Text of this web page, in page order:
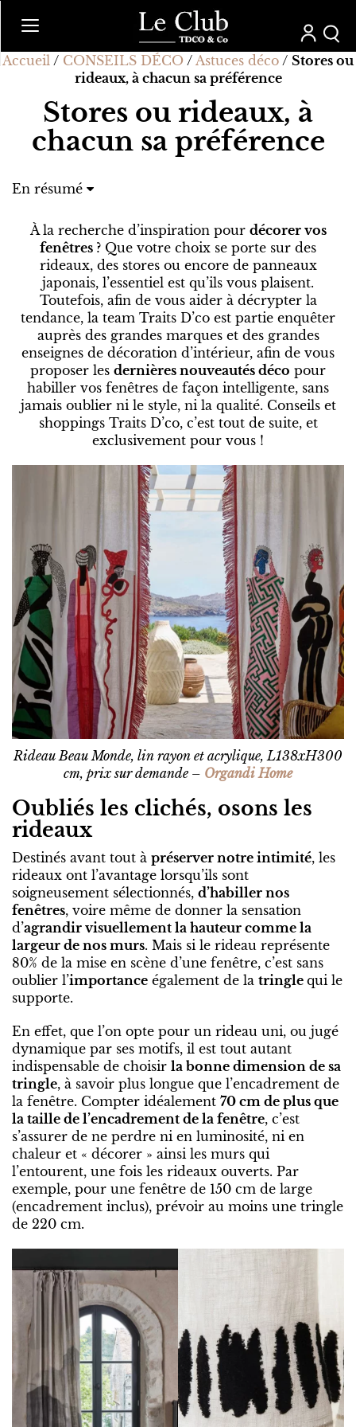
Accueil / CONSEILS DÉCO / Astuces déco / Stores ou
rideaux, à chacun sa préférence
Stores ou rideaux, à
chacun sa préférence
En résumé
Certaines pièces souvent oubliées, remportent un
franc succès, agrémentées de rideaux
Mélanger ou non les motifs, telle est la question
Rideaux à oeillets, à fronces, à anneaux, ils sont
tous dans la tendance
Geeks et rideaux font bon ménage
À la recherche d’inspiration pour décorer vos
fenêtres ? Que votre choix se porte sur des
rideaux, des stores ou encore de panneaux
japonais, l’essentiel est qu’ils vous plaisent.
Toutefois, afin de vous aider à décrypter la
tendance, la team Traits D’co est partie enquêter
auprès des grandes marques et des grandes
enseignes de décoration d’intérieur, afin de vous
proposer les dernières nouveautés déco pour
habiller vos fenêtres de façon intelligente, sans
jamais oublier ni le style, ni la qualité. Conseils et
shoppings Traits D’co, c’est tout de suite, et
exclusivement pour vous !
Rideau Beau Monde, lin rayon et acrylique, L138xH300
cm, prix sur demande – Organdi Home
Oubliés les clichés, osons les
rideaux
Destinés avant tout à préserver notre intimité, les
rideaux ont l’avantage lorsqu’ils sont
soigneusement sélectionnés, d’habiller nos
fenêtres, voire même de donner la sensation
d’agrandir visuellement la hauteur comme la
largeur de nos murs. Mais si le rideau représente
80% de la mise en scène d’une fenêtre, c’est sans
oublier l’importance également de la tringle qui le
supporte.
En effet, que l’on opte pour un rideau uni, ou jugé
dynamique par ses motifs, il est tout autant
indispensable de choisir la bonne dimension de sa
tringle, à savoir plus longue que l’encadrement de
la fenêtre. Compter idéalement 70 cm de plus que
la taille de l’encadrement de la fenêtre, c’est
s’assurer de ne perdre ni en luminosité, ni en
chaleur et « décorer » ainsi les murs qui
l’entourent, une fois les rideaux ouverts. Par
exemple, pour une fenêtre de 150 cm de large
(encadrement inclus), prévoir au moins une tringle
de 220 cm.